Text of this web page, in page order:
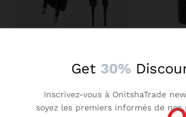
Chargeur Mural Oraimo 2A –
AniFast™
2899CFA 2609CFA
Oraimo
Batterie
Ultra-
14899
Get 30%
Inscrivez-vous à OnitshaTrade
soyez les premiers informés de nos